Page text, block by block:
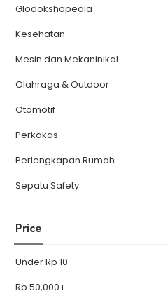
Glodokshopedia
Kesehatan
Mesin dan Mekaninikal
Olahraga & Outdoor
Otomotif
Perkakas
Perlengkapan Rumah
Sepatu Safety
Price
UnderRp 10
Rp 50,000+